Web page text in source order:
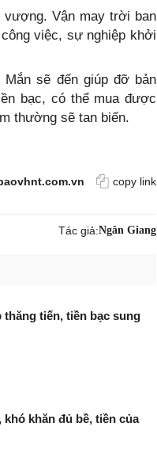
vượng. Vận may trời ban
việc, sự nghiệp khởi
sẽ đến giúp đỡ bản
bạc, có thể mua được
thường sẽ tan biến.
copy link
Tác giả:Ngân Giang
thăng tiến, tiền bạc sung
khó khăn đủ bề, tiền của